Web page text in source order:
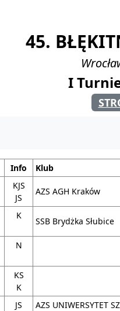
45.
I
Info Klub
KJS
JS
AZS AGH Kraków
K
SSB Brydżka Słubice
N
KS
K
JS